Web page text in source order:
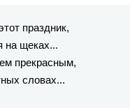
праздник,
на щеках...
прекрасным,
словах...